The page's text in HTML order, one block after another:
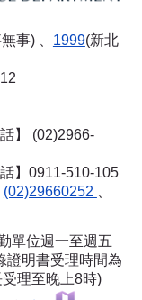
事) 、 1999(新北
】
(02)2966-
】0911-510-105
(02)29660252
單位週一至週五
證明書受理時間為
理至晚上8時)